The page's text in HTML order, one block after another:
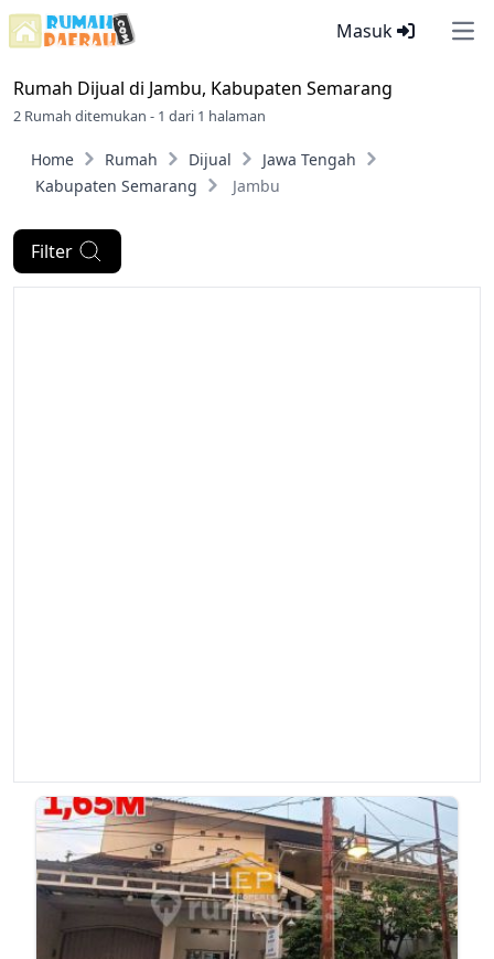
Masuk
Rumah Dijual di Jambu, Kabupaten Semarang
2 Rumah ditemukan - 1 dari 1 halaman
Home Rumah Dijual
Jawa Tengah
Kabupaten Semarang
Jambu
Filter